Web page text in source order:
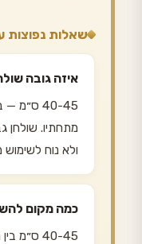
שאלות נפוצות
איזה גובה
40-45
מתחתיו. שולחן
ולא נוח
כמה מקום
40-45